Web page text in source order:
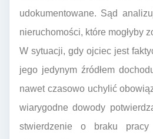
udokumentowane. Sąd
nieruchomości, które mogłyby
W sytuacji, gdy ojciec jest
jego jedynym źródłem
nawet czasowo uchylić
wiarygodne dowody
stwierdzenie o braku